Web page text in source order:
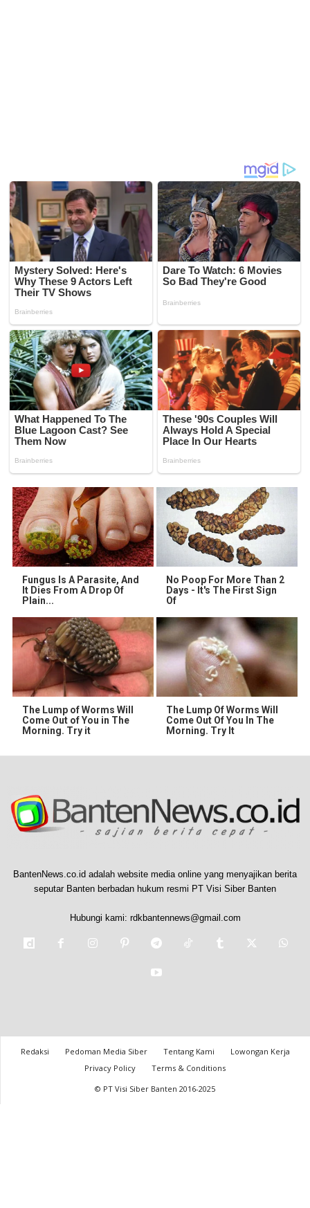
Fungus Is A Parasite, And
It Dies From A Drop Of
Plain...
No Poop For More Than 2
Days - It's The First Sign
Of
The Lump of Worms Will
Come Out of You in The
Morning. Try it
The Lump Of Worms Will
Come Out Of You In The
Morning. Try It
BantenNews.co.id adalah website media online yang menyajikan berita
seputar Banten berbadan hukum resmi PT Visi Siber Banten
Hubungi kami: rdkbantennews@gmail.com
Redaksi Pedoman Media Siber Tentang Kami
Lowongan Kerja
Privacy Policy
Terms & Conditions
© PT Visi Siber Banten 2016-2025